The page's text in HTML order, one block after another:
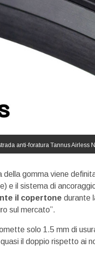
anti-foratura Tannus Airless
della gomma viene
e il sistema di
il copertone durante
sul mercato”.
solo 1.5 mm di
il doppio rispetto ai